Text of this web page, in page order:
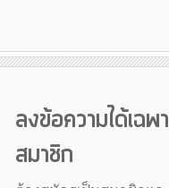
ลงข้อความได้เฉพ
สมาชิก